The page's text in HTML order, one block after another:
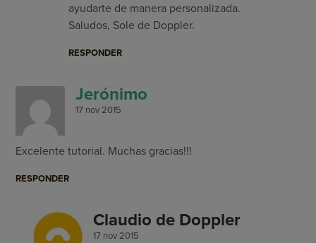
ayudarte de manera personalizada.
Saludos, Sole de Doppler.
RESPONDER
Jerónimo
17 nov 2015
Excelente tutorial. Muchas gracias!!!
RESPONDER
Claudio de Doppler
17 nov 2015